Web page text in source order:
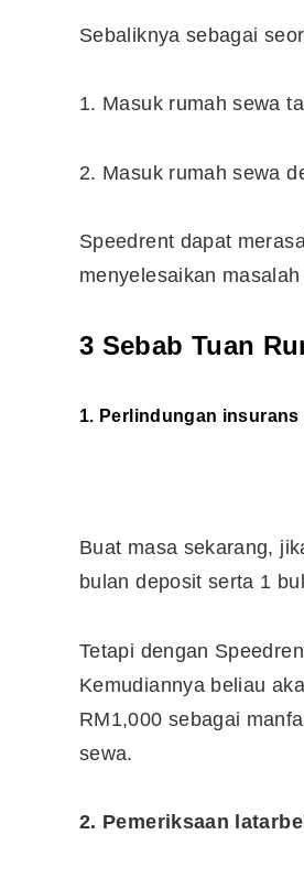
Sebaliknya sebagai
1. Masuk rumah sewa
2. Masuk rumah sewa
Speedrent dapat
menyelesaikan
3 Sebab Tuan
1. Perlindungan
Buat masa sekarang,
bulan deposit serta 1
Tetapi dengan
Kemudiannya beliau
RM1,000 sebagai
sewa.
2. Pemeriksaan